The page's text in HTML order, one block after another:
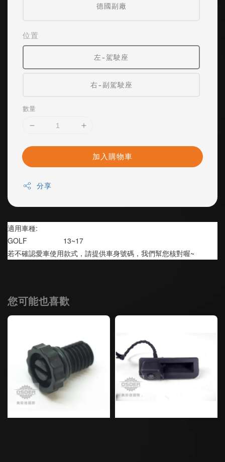
德國副廠
位置
左-駕駛座
右-副駕駛座
數量
加入購物車
分享
適用車種:
GOLF                  13~17
若不確認愛車使用款式，請提供車身號碼，我們幫您核對喔~
您可能也喜歡